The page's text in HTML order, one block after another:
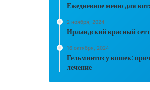
Ежедневное меню для
2 ноября, 2024
Ирландский красный
16 октября, 2024
Гельминтоз у кошек:
лечение